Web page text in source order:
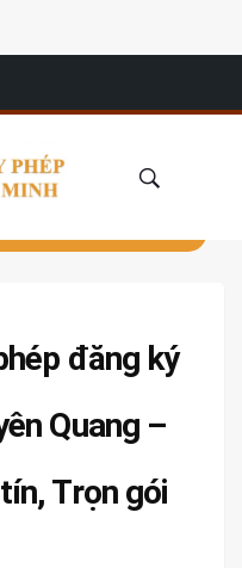
đăng ký
Quang –
Trọn gói